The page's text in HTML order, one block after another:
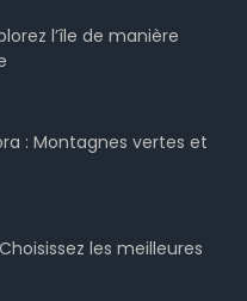
l’île de manière
: Montagnes vertes et
les meilleures